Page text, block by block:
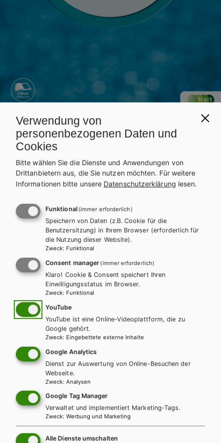
Inhaltsverzeichnis Leseprobe
136 Seiten 2-färbig 19,0 × 26,0
SBNR.
ISBN
978-3-230-03882-1
Reflexionen
PRODUKTVARIANTEN
14,53 €
Preise inkl. MwSt., zzgl. Versandkosten | E-Book-Codes sind nur bei Bestellung
erhältlich.
AUTOR/INNEN
Dr. Katharina Lacina
Philosophieren ist eine Tätigkeit, die man üben muss.
Reflexionen verfolgt den didaktischen Ansatz, folgerichtiges
Denken zu schulen, und gibt den Lernenden das erforderliche
methodische Rüstzeug des Argumentierens zur Hand. Die
Verwendung von
personenbezogenen Daten und
Cookies
Bitte wählen Sie die Dienste und Anwendungen von
Drittanbietern aus, die Sie nutzen möchten. Für weitere
Informationen bitte unsere Datenschutzerklärung lesen.
Funktional (immer erforderlich)
Speichern von Daten (z.B. Cookie für die
Benutzersitzung) in Ihrem Browser (erforderlich für
die Nutzung dieser Website).
Zweck: Funktional
Consent manager (immer erforderlich)
Klaro! Cookie & Consent speichert Ihren
Einwilligungsstatus im Browser.
Zweck: Funktional
YouTube
YouTube ist eine Online-Videoplattform, die zu
Google gehört.
Zweck: Eingebettete externe Inhalte
Google Analytics
Dienst zur Auswertung von Online-Besuchen der
Webseite.
Zweck: Analysen
Google Tag Manager
Verwaltet und implementiert Marketing-Tags.
Zweck: Werbung und Marketing
Alle Dienste umschalten